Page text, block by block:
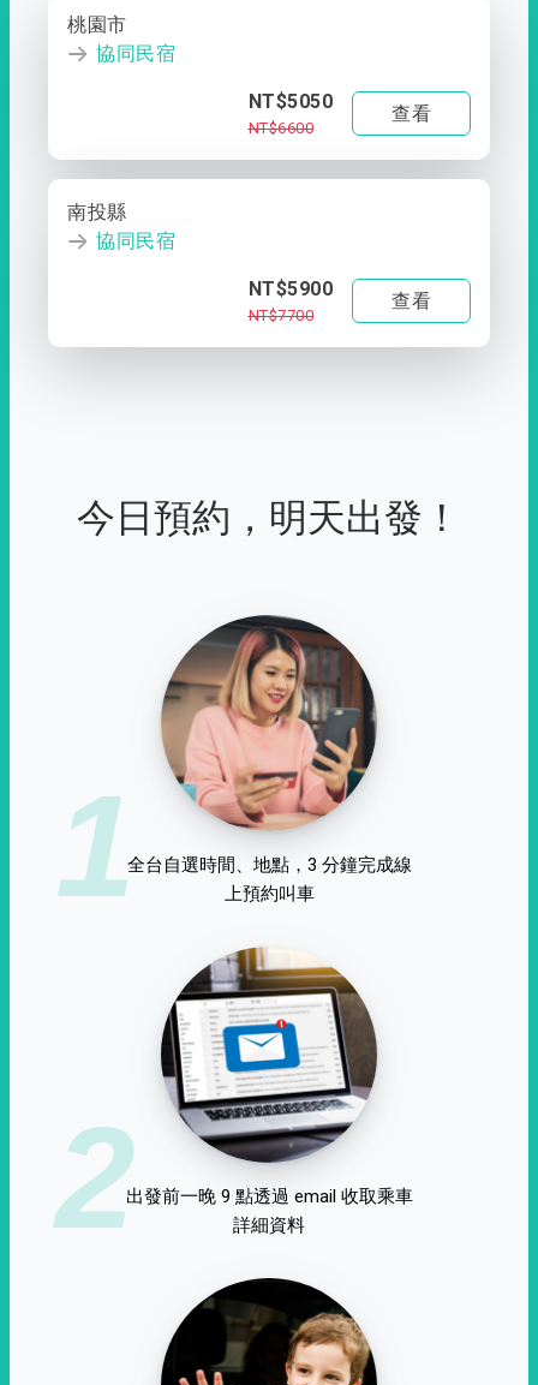
桃園市
協同民宿
NT$5050
NT$6600
查看
南投縣
協同民宿
NT$5900
NT$7700
查看
今日預約，明天出發！
1全台自選時間、地點，3 分鐘完成線
上預約叫車
2出發前一晚 9 點透過 email 收取乘車
詳細資料